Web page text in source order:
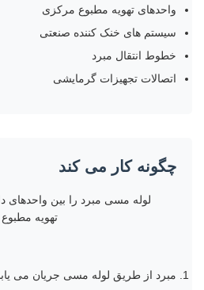
واحدهای تهویه مطبوع مرکزی
سیستم های خنک کننده صنعتی
خطوط انتقال مبرد
اتصالات تجهیزات گرمایشی
چگونه کار می کند
لوله مسی مبرد را بین
تهویه
مبرد از طریق لوله مسی جریان می